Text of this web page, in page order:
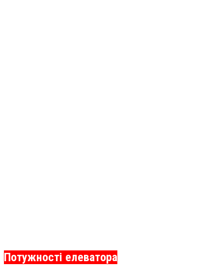
Потужності елеватора